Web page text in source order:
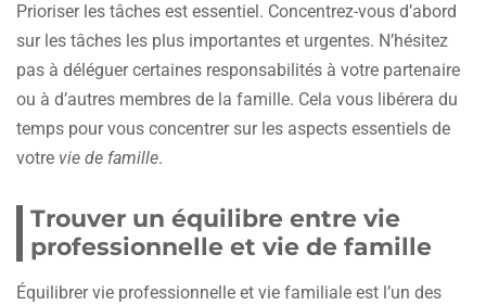
Prioriser les tâches est essentiel. Concentrez-vous d’abord
sur les tâches les plus importantes et urgentes. N’hésitez
pas à déléguer certaines responsabilités à votre partenaire
ou à d’autres membres de la famille. Cela vous libérera du
temps pour vous concentrer sur les aspects essentiels de
votre vie de famille.
Trouver un équilibre entre vie
professionnelle et vie de famille
Équilibrer vie professionnelle et vie familiale est l’un des